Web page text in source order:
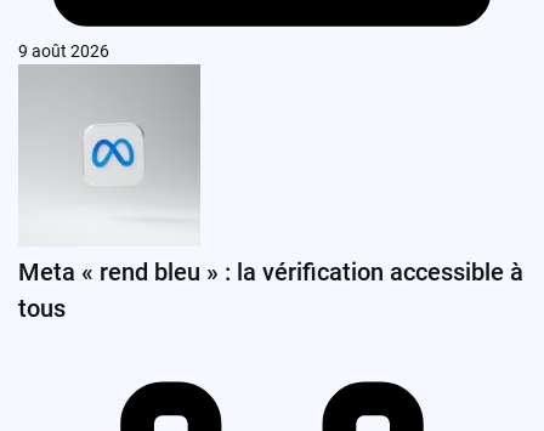
9 août 2026
Meta « rend bleu » : la vérification accessible à
tous